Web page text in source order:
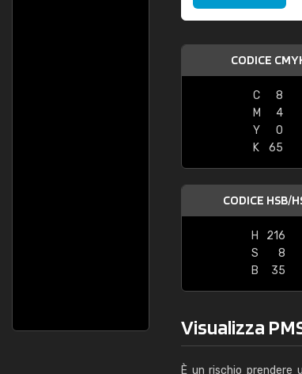
CODICE
C
8
M
4
Y
0
K
65
CODICE HSB/
H
216
S
8
B
35
Visualizza
È un rischio prendere